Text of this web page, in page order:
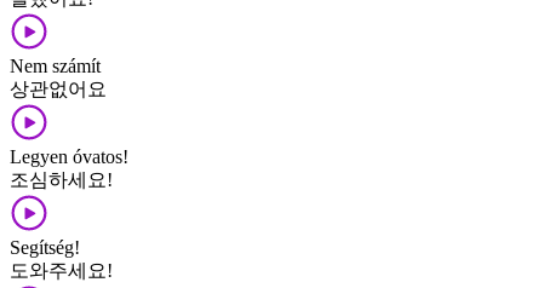
Nem számít
상관없어요
Legyen óvatos!
조심하세요!
Segítség!
도와주세요!